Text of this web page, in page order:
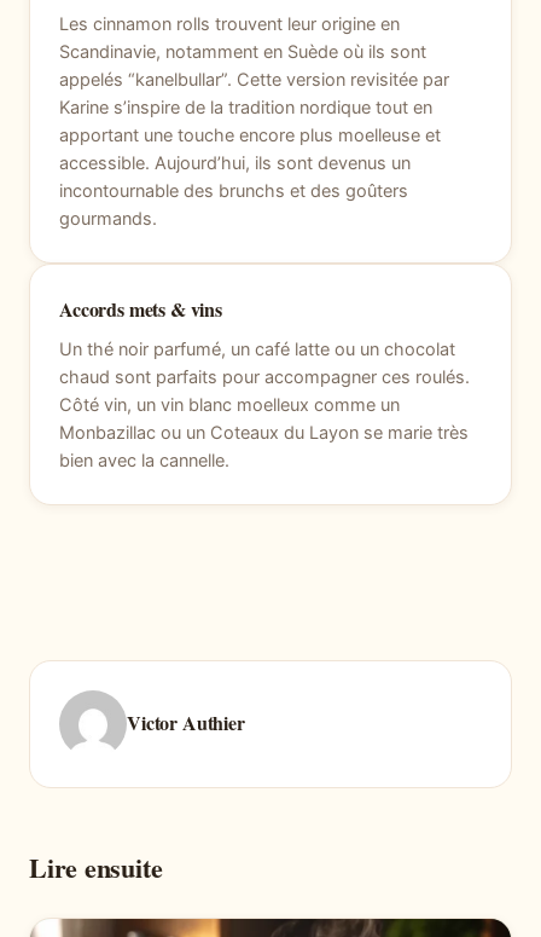
Les cinnamon rolls trouvent leur origine en
Scandinavie, notamment en Suède où ils sont
appelés “kanelbullar”. Cette version revisitée par
Karine s’inspire de la tradition nordique tout en
apportant une touche encore plus moelleuse et
accessible. Aujourd’hui, ils sont devenus un
incontournable des brunchs et des goûters
gourmands.
Accords mets & vins
Un thé noir parfumé, un café latte ou un chocolat
chaud sont parfaits pour accompagner ces roulés.
Côté vin, un vin blanc moelleux comme un
Monbazillac ou un Coteaux du Layon se marie très
bien avec la cannelle.
Victor Authier
Lire ensuite